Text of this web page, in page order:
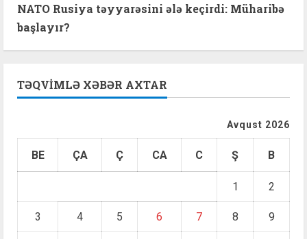
NATO Rusiya təyyarəsini ələ keçirdi: Müharibə
başlayır?
TƏQVIMLƏ XƏBƏR AXTAR
Avqust 2026
BE ÇA Ç CA C Ş B
1 2
3 4 5 6 7 8 9